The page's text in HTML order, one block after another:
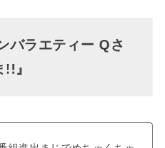
バラエティー Qさ
!!』